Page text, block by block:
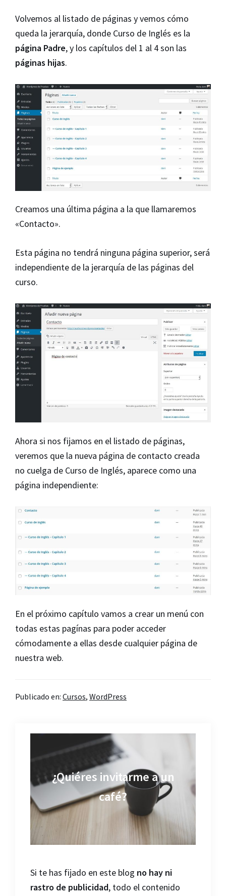
Volvemos al listado de páginas y vemos cómo
queda la jerarquía, donde Curso de Inglés es la
página Padre, y los capítulos del 1 al 4 son las
páginas hijas.
Creamos una última página a la que llamaremos
«Contacto».
Esta página no tendrá ninguna página superior, será
independiente de la jerarquía de las páginas del
curso.
Ahora si nos fijamos en el listado de páginas,
veremos que la nueva página de contacto creada
no cuelga de Curso de Inglés, aparece como una
página independiente:
En el próximo capítulo vamos a crear un menú con
todas estas pagínas para poder acceder
cómodamente a ellas desde cualquier página de
nuestra web.
Publicado en: Cursos, WordPress
¿Quiéres invitarme a un
café?
Si te has fijado en este blog no hay ni
rastro de publicidad, todo el contenido